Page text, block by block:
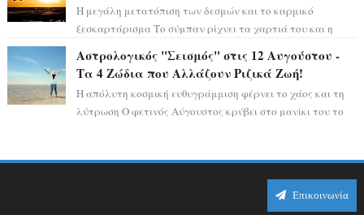
Η μεγάλη μετατόπιση των δεσμών και το καρμικό
ξεσκαρτάρισμα Το σύμπαν ρίχνει τα χαρτιά του και η
Αστρολογικός "Σεισμός" στις 12 Αυγούστου -
Τα 4 Ζώδια που Αλλάζουν Ριζικά Ζωή!
Η απόλυτη κοσμική ευθυγράμμιση φέρνει το χάος και τη
λύτρωση Ο φετινός Αύγουστος κρύβει στο μανίκι του το
Επικοινωνία